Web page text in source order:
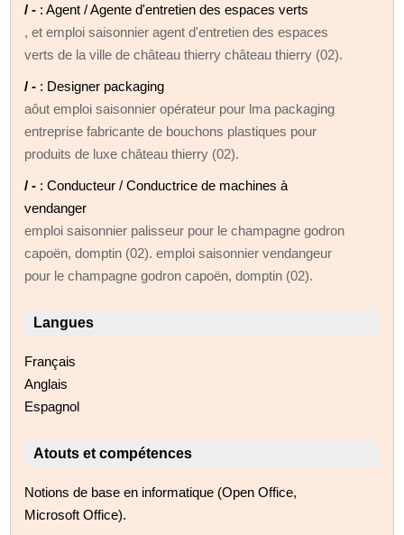
/ - : Agent / Agente d'entretien des espaces verts
, et emploi saisonnier agent d'entretien des espaces
verts de la ville de château thierry château thierry (02).
/ - : Designer packaging
aôut emploi saisonnier opérateur pour lma packaging
entreprise fabricante de bouchons plastiques pour
produits de luxe château thierry (02).
/ - : Conducteur / Conductrice de machines à
vendanger
emploi saisonnier palisseur pour le champagne godron
capoën, domptin (02). emploi saisonnier vendangeur
pour le champagne godron capoën, domptin (02).
Langues
Français
Anglais
Espagnol
Atouts et compétences
Notions de base en informatique (Open Office,
Microsoft Office).